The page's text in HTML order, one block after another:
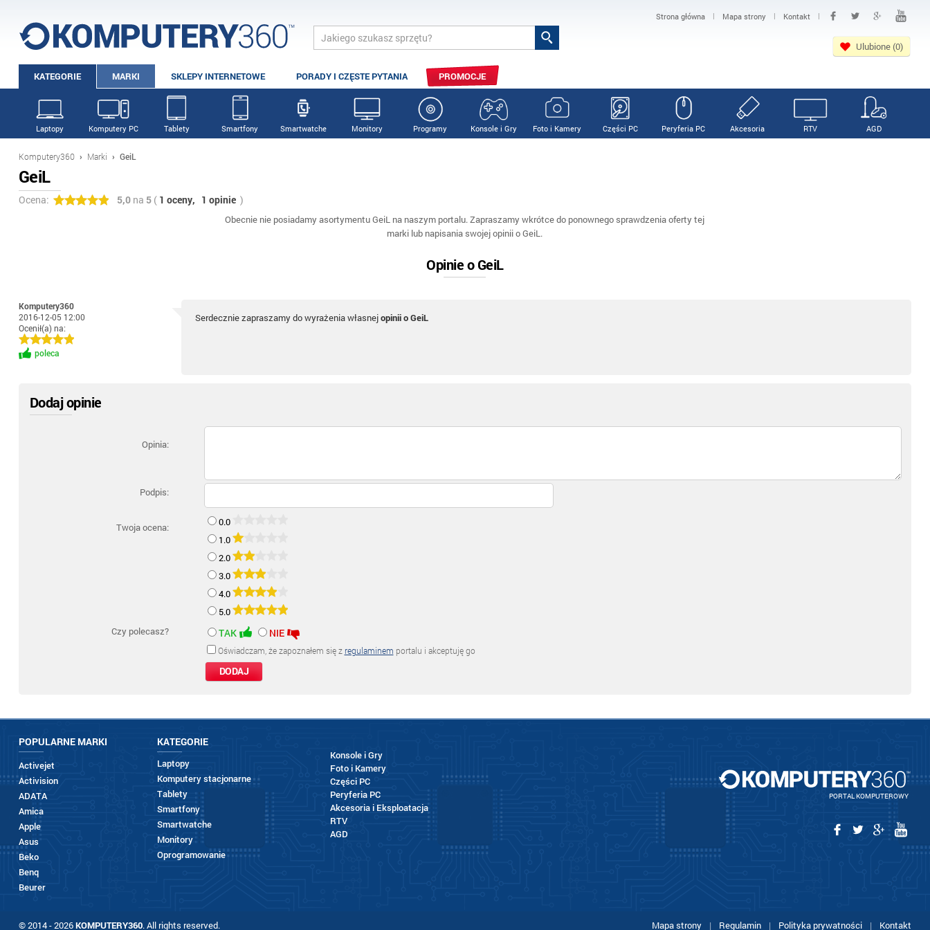
Strona główna | Mapa strony | Kontakt |
Ulubione (0)
KATEGORIE MARKI SKLEPY INTERNETOWE PORADY I CZĘSTE PYTANIA PROMOCJE
Laptopy Komputery PC Tablety Smartfony Smartwatche Monitory Programy Konsole i Gry Foto i Kamery Części PC Peryferia PC Akcesoria RTV AGD
Komputery360 › Marki › GeiL
GeiL
Ocena: 5,0na 5( 1 oceny, 1 opinie )
Obecnie nie posiadamy asortymentu GeiL na naszym portalu. Zapraszamy wkrótce do ponownego sprawdzenia oferty tej
marki lub napisania swojej opinii o GeiL.
Opinie o GeiL
Komputery360
2016-12-05 12:00
Ocenił(a) na:
poleca
Serdecznie zapraszamy do wyrażenia własnejopinii o GeiL
Dodaj opinie
Opinia:
Podpis:
Twoja ocena:
0.0
1.0
2.0
3.0
4.0
5.0
Czy polecasz?
TAK NIE
Oświadczam, że zapoznałem się z regulaminem portalu i akceptuję go
POPULARNE MARKI
Activejet
Activision
ADATA
Amica
Apple
Asus
Beko
Benq
Beurer
KATEGORIE
Laptopy
Komputery stacjonarne
Tablety
Smartfony
Smartwatche
Monitory
Oprogramowanie
Konsole i Gry
Foto i Kamery
Części PC
Peryferia PC
Akcesoria i Eksploatacja
RTV
AGD
PORTAL KOMPUTEROWY
Mapa strony | Regulamin | Polityka prywatności | Kontakt
© 2014 - 2026KOMPUTERY360. All rights reserved.